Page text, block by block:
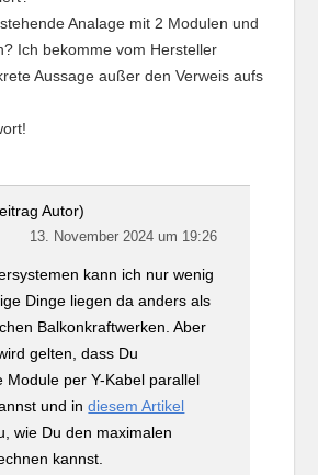
Analage mit 2 Modulen und
Ich bekomme vom Hersteller
Aussage außer den Verweis aufs
Autor)
13. November 2024 um 19:26
kann ich nur wenig
Dinge liegen da anders als
Balkonkraftwerken. Aber
gelten, dass Du
Module per Y-Kabel parallel
und indiesem Artikel
wie Du den maximalen
kannst.